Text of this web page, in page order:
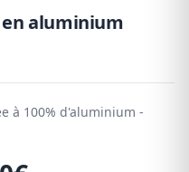
en aluminium
à 100% d'aluminium -